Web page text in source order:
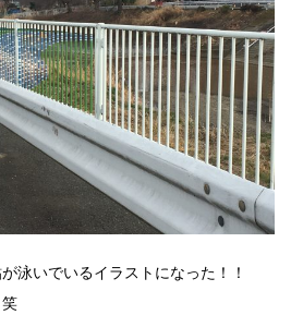
泳いでいるイラストになった！！